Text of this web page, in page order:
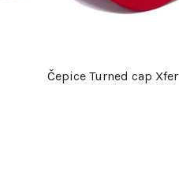
Čepice Turned cap Xfer